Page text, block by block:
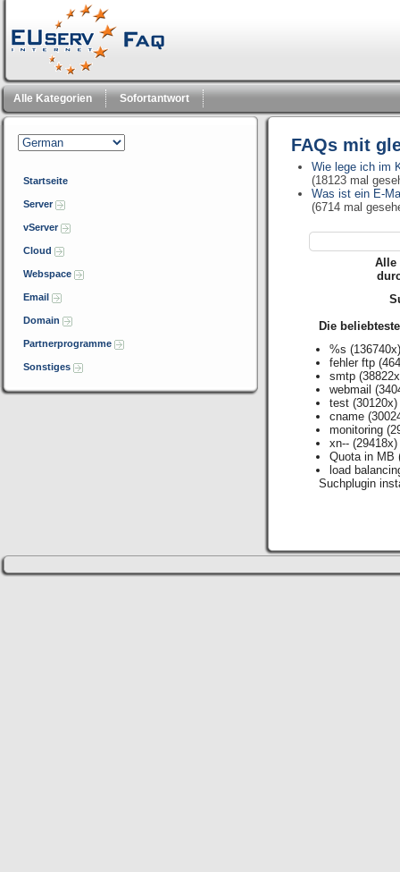
Alle Kategorien Sofortantwort
Startseite
Server
vServer
Cloud
Webspace
Email
Domain
Partnerprogramme
Sonstiges
FAQs mit
Wie lege ich im
(18123 mal
Was ist ein E-
(6714 mal
Alle
Die
%s
fehler ftp
smtp
webmail
test (30120x)
cname
monitoring
xn-- (29418x)
Quota in MB
load
Suchplugin